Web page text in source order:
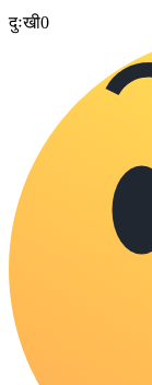
दुःखी0